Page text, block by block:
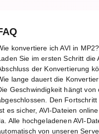
konvertiere ich AVI in MP2?
Sie im ersten Schritt die
der Konvertierung
lange dauert die
Geschwindigkeit hängt
Den
es sicher, AVI-Dateien
Alle hochgeladenen AVI-
von unseren